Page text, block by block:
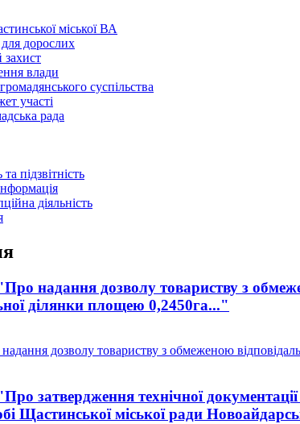
міської ВА
для дорослих
влади
суспільства
участі
рада
підзвітність
діяльність
надання дозволу товариству з
ділянки площею 0,2450га..."
дозволу товариству з обмеженою
затвердження технічної документації
Щастинської міської ради